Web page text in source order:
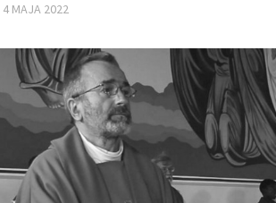
4 MAJA 2022